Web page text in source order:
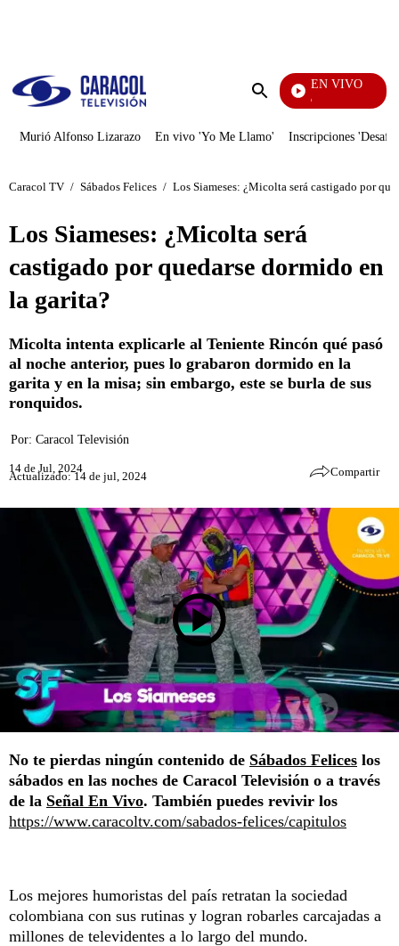
Enviar
EN VIVO
Rafael Orozco
Murió Alfonso Lizarazo En vivo 'Yo Me Llamo' Inscripciones
Caracol TV / Sábados Felices / Los Siameses: ¿Micolta será castigado por
Los Siameses: ¿Micolta será
castigado por quedarse dormido en
la garita?
Micolta intenta explicarle al Teniente Rincón qué pasó
al noche anterior, pues lo grabaron dormido en la
garita y en la misa; sin embargo, este se burla de sus
ronquidos.
Por: Caracol Televisión
14 de Jul, 2024
Actualizado: 14 de jul, 2024 Compartir
No te pierdas ningún contenido de Sábados Felices los
sábados en las noches de Caracol Televisión o a través
de la Señal En Vivo. También puedes revivir los
https://www.caracoltv.com/sabados-felices/capitulos
Los mejores humoristas del país retratan la sociedad
colombiana con sus rutinas y logran robarles carcajadas a
millones de televidentes a lo largo del mundo.